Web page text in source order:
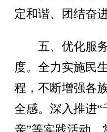
定和谐、团结奋
五、优化服务
度。全力实施民
程，不断增强各
全感。深入推进“